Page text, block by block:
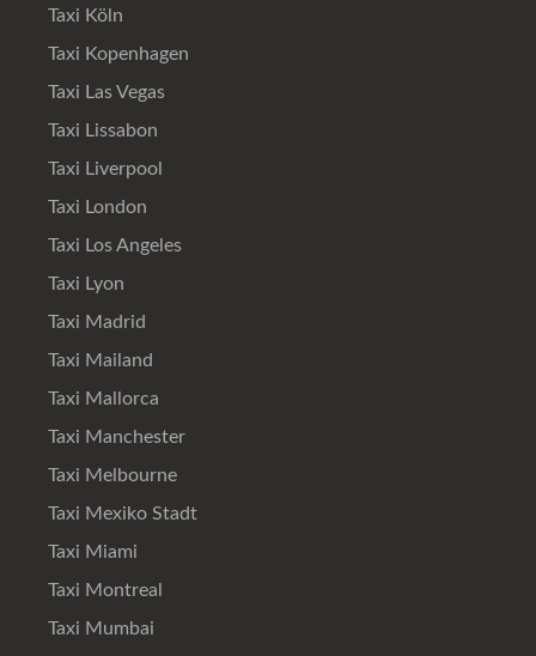
Taxi Köln
Taxi Kopenhagen
Taxi Las Vegas
Taxi Lissabon
Taxi Liverpool
Taxi London
Taxi Los Angeles
Taxi Lyon
Taxi Madrid
Taxi Mailand
Taxi Mallorca
Taxi Manchester
Taxi Melbourne
Taxi Mexiko Stadt
Taxi Miami
Taxi Montreal
Taxi Mumbai